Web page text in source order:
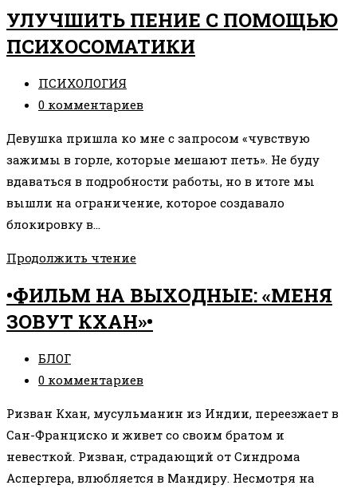
УЛУЧШИТЬ ПЕНИЕ С ПОМОЩЬЮ
ПСИХОСОМАТИКИ
Рубрика
записи:
ПСИХОЛОГИЯ
Комментарии
записи:
0 комментариев
Девушка пришла ко мне с запросом «чувствую
зажимы в горле, которые мешают петь». Не буду
вдаваться в подробности работы, но в итоге мы
вышли на ограничение, которое создавало
блокировку в…
Продолжить чтениеУЛУЧШИТЬ
С
ПОМОЩЬЮ
•ФИЛЬМ НА ВЫХОДНЫЕ: «МЕНЯ
ЗОВУТ КХАН»•
Рубрика
записи:
БЛОГ
Комментарии
записи:
0 комментариев
Ризван Кхан, мусульманин из Индии, переезжает в
Сан-Франциско и живет со своим братом и
невесткой. Ризван, страдающий от Синдрома
Аспергера, влюбляется в Мандиру. Несмотря на